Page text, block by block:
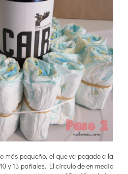
más pequeño, el que va pegado a la
y 13 pañales. El círculo de en medio